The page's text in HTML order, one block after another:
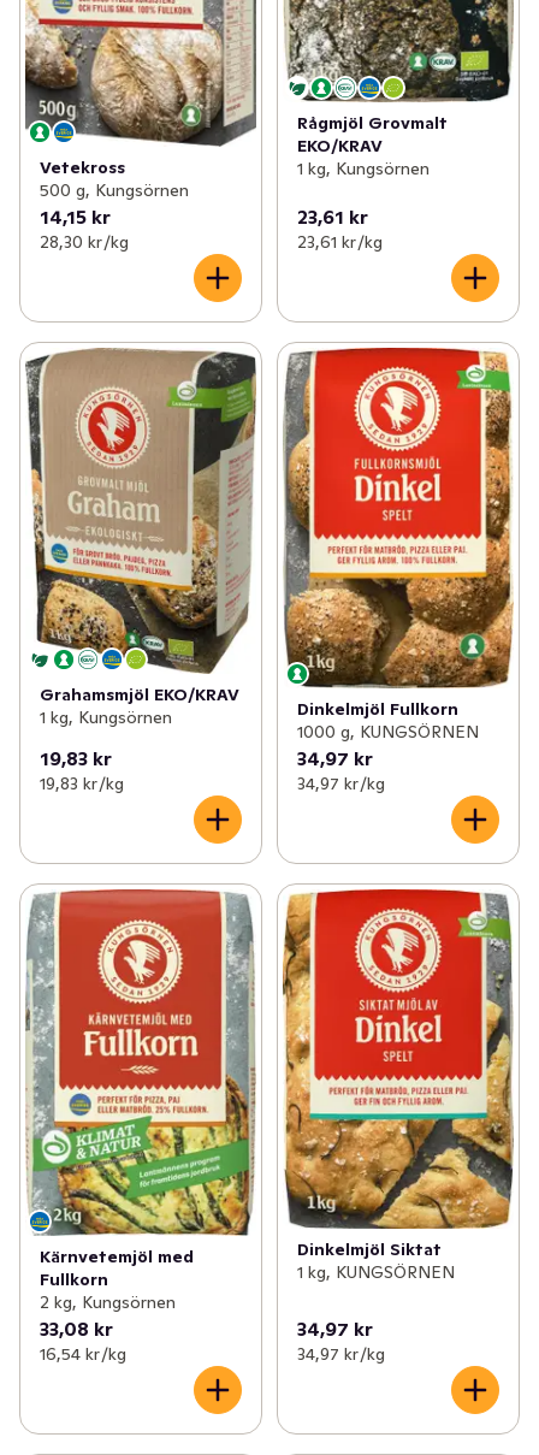
Vetekross
500 g, Kungsörnen
14,15 kr
28,30 kr /kg
Rågmjöl Grovmalt
EKO/KRAV
1 kg, Kungsörnen
23,61 kr
23,61 kr /kg
Grahamsmjöl EKO/KRAV
1 kg, Kungsörnen
19,83 kr
19,83 kr /kg
Dinkelmjöl Fullkorn
1000 g, KUNGSÖRNEN
34,97 kr
34,97 kr /kg
Kärnvetemjöl med
Fullkorn
2 kg, Kungsörnen
33,08 kr
16,54 kr /kg
Dinkelmjöl Siktat
1 kg, KUNGSÖRNEN
34,97 kr
34,97 kr /kg